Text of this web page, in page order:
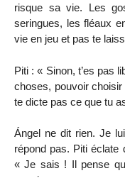
risque sa vie. Les
seringues, les fléaux
vie en jeu et pas te
Piti : « Sinon, t’es pas
choses, pouvoir choisir
te dicte pas ce que tu
Ángel ne dit rien. Je
répond pas. Piti éclate
« Je sais ! Il pense